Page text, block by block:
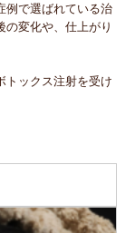
例で選ばれている治
変化や、仕上がり
トックス注射を受け